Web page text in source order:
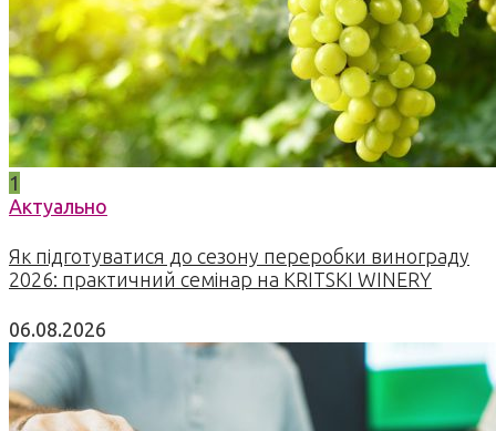
1
Актуально
Як підготуватися до сезону переробки винограду
2026: практичний семінар на KRITSKI WINERY
06.08.2026